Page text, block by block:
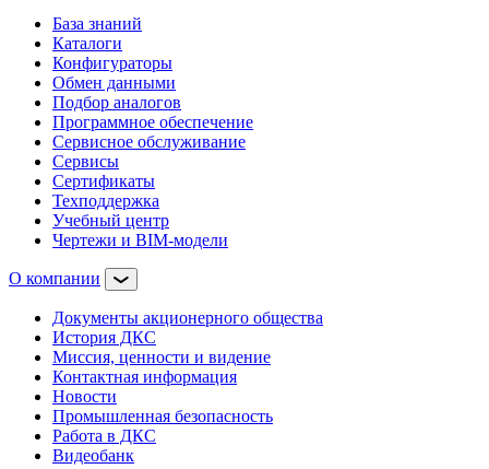
База знаний
Каталоги
Конфигураторы
Обмен данными
Подбор аналогов
Программное обеспечение
Сервисное обслуживание
Сервисы
Сертификаты
Техподдержка
Учебный центр
Чертежи и BIM-модели
О компании
Документы акционерного общества
История ДКС
Миссия, ценности и видение
Контактная информация
Новости
Промышленная безопасность
Работа в ДКС
Видеобанк